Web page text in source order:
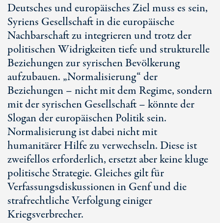
Deutsches und europäisches Ziel muss es sein,
Syriens Gesellschaft in die europäische
Nachbarschaft zu integrieren und trotz der
politischen Widrigkeiten tiefe und strukturelle
Beziehungen zur syrischen Bevölkerung
aufzubauen. „Normalisierung“ der
Beziehungen – nicht mit dem Regime, sondern
mit der syrischen Gesellschaft – könnte der
Slogan der europäischen Politik sein.
Normalisierung ist dabei nicht mit
humanitärer Hilfe zu verwechseln. Diese ist
zweifellos erforderlich, ersetzt aber keine kluge
politische Strategie. Gleiches gilt für
Verfassungsdiskussionen in Genf und die
strafrechtliche Verfolgung einiger
Kriegsverbrecher.